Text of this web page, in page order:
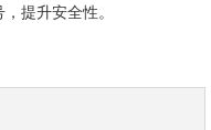
提升安全性。